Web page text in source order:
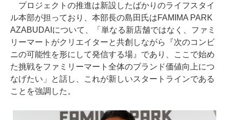
プロジェクトの推進は新設したばかりのライフスタイ
ル本部が担っており、本部長の島田氏はFAMIMA PARK
AZABUDAIについて、「単なる新店舗ではなく、ファミ
リーマートがクリエイターと共創しながら『次のコンビ
ニの可能性を形にして発信する場』であり、ここで始め
た挑戦をファミリーマート全体のブランド価値向上につ
なげたい」と話し、これが新しいスタートラインである
ことを強調した。